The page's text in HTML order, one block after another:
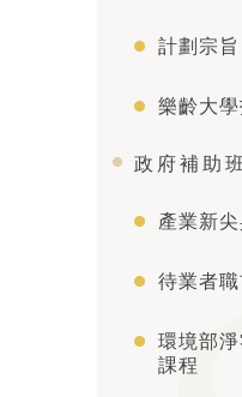
計劃宗旨
樂齡大
政府補助
產業新
待業者
環境部
課程